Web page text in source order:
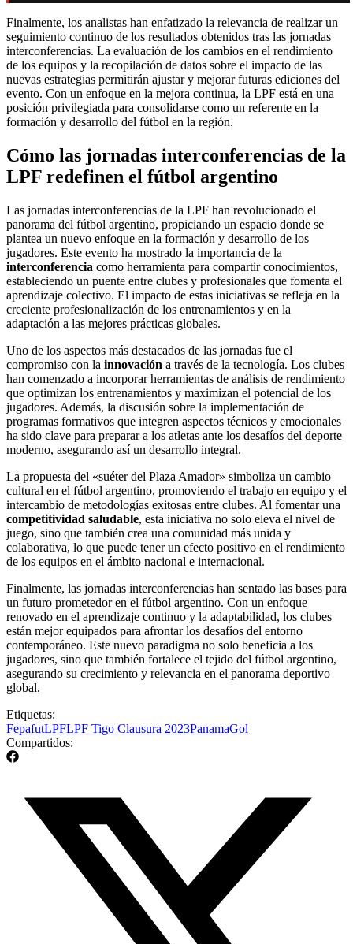
Finalmente, los analistas han enfatizado la relevancia de realizar un
seguimiento continuo de los resultados obtenidos tras las jornadas
interconferencias. La evaluación de los cambios en el rendimiento
de los equipos y la recopilación de datos sobre el impacto de las
nuevas estrategias permitirán ajustar y mejorar futuras ediciones del
evento. Con un enfoque en la mejora continua, la LPF está en una
posición privilegiada para consolidarse como un referente en la
formación y desarrollo del fútbol en la región.
Cómo las jornadas interconferencias de la
LPF redefinen el fútbol argentino
Las jornadas interconferencias de la LPF han revolucionado el
panorama del fútbol argentino, propiciando un espacio donde se
plantea un nuevo enfoque en la formación y desarrollo de los
jugadores. Este evento ha mostrado la importancia de la
interconferencia como herramienta para compartir conocimientos,
estableciendo un puente entre clubes y profesionales que fomenta el
aprendizaje colectivo. El impacto de estas iniciativas se refleja en la
creciente profesionalización de los entrenamientos y en la
adaptación a las mejores prácticas globales.
Uno de los aspectos más destacados de las jornadas fue el
compromiso con la innovación a través de la tecnología. Los clubes
han comenzado a incorporar herramientas de análisis de rendimiento
que optimizan los entrenamientos y maximizan el potencial de los
jugadores. Además, la discusión sobre la implementación de
programas formativos que integren aspectos técnicos y emocionales
ha sido clave para preparar a los atletas ante los desafíos del deporte
moderno, asegurando así un desarrollo integral.
La propuesta del «suéter del Plaza Amador» simboliza un cambio
cultural en el fútbol argentino, promoviendo el trabajo en equipo y el
intercambio de metodologías exitosas entre clubes. Al fomentar una
competitividad saludable, esta iniciativa no solo eleva el nivel de
juego, sino que también crea una comunidad más unida y
colaborativa, lo que puede tener un efecto positivo en el rendimiento
de los equipos en el ámbito nacional e internacional.
Finalmente, las jornadas interconferencias han sentado las bases para
un futuro prometedor en el fútbol argentino. Con un enfoque
renovado en el aprendizaje continuo y la adaptabilidad, los clubes
están mejor equipados para afrontar los desafíos del entorno
contemporáneo. Este nuevo paradigma no solo beneficia a los
jugadores, sino que también fortalece el tejido del fútbol argentino,
asegurando su crecimiento y relevancia en el panorama deportivo
global.
Etiquetas:
FepafutLPFLPF Tigo Clausura 2023PanamaGol
Compartidos: